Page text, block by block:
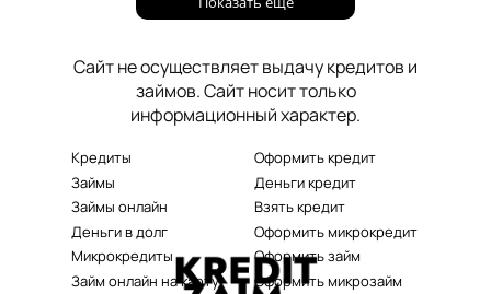
помощником в мире
длительного
проблем здесь и
сейчас.
Сайт не осуществляет выдачу кредитов и
займов. Сайт носит только
информационный характер.
Кредиты
Займы
Займы онлайн
Деньги в долг
Микрокредиты
Займ онлайн на карту
Оформить кредит
Деньги кредит
Взять кредит
Оформить микрокредит
Оформить займ
Оформить микрозайм